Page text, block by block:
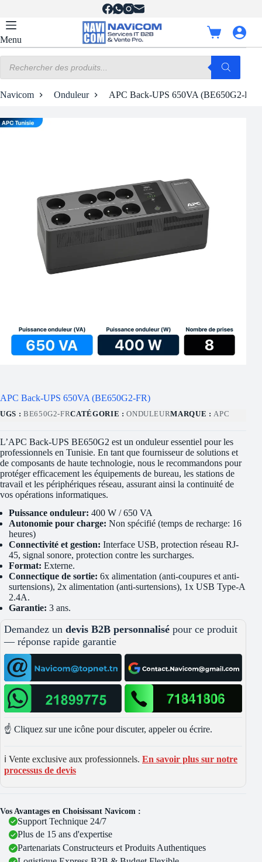
contenu
Menu
Panier
d’achat
produits
Navicom Onduleur APC Back-UPS 650VA (BE650G2-FR)
APC Back-UPS 650VA (BE650G2-FR)
UGS : BE650G2-FRCATÉGORIE :ONDULEURMARQUE : APC
L’APC Back-UPS BE650G2 est un onduleur essentiel pour les
professionnels en Tunisie. En tant que fournisseur de solutions et
de composants de haute technologie, nous le recommandons pour
protéger efficacement les équipements de bureau, les stations de
travail et les périphériques réseau, assurant ainsi la continuité de
vos opérations informatiques.
Puissance onduleur: 400 W / 650 VA
Autonomie pour charge: Non spécifié (temps de recharge: 16
heures)
Connectivité et gestion: Interface USB, protection réseau RJ-
45, signal sonore, protection contre les surcharges.
Format: Externe.
Connectique de sortie: 6x alimentation (anti-coupures et anti-
surtensions), 2x alimentation (anti-surtensions), 1x USB Type-A
2.4A.
Garantie: 3 ans.
Demandez un devis B2B personnalisé pour ce produit
— réponse rapide garantie
☝️ Cliquez sur une icône pour discuter, appeler ou écrire.
ℹ️ Vente exclusive aux professionnels. En savoir plus sur notre
processus de devis
Vos Avantages en Choisissant Navicom :
Support Technique 24/7
Plus de 15 ans d'expertise
Partenariats Constructeurs et Produits Authentiques